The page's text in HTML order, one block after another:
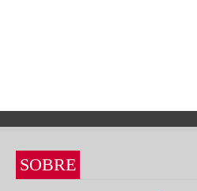
SOBRE